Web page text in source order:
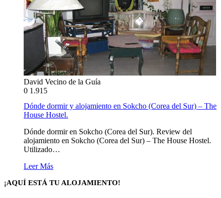
David Vecino de la Guía
0 1.915
Dónde dormir y alojamiento en Sokcho (Corea del Sur) – The
House Hostel.
Dónde dormir en Sokcho (Corea del Sur). Review del
alojamiento en Sokcho (Corea del Sur) – The House Hostel.
Utilizado…
Leer Más
¡AQUÍ ESTÁ TU ALOJAMIENTO!